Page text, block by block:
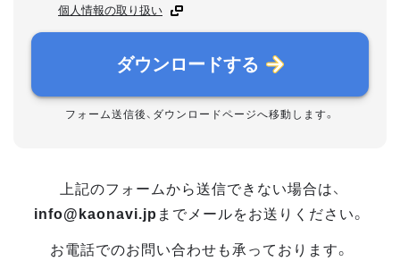
個人情報の取り扱い
ダウンロードする
フォーム送信後、ダウンロードページへ移動します。
上記のフォームから送信できない場合は、
info@kaonavi.jp までメールをお送りください。
お電話でのお問い合わせも承っております。